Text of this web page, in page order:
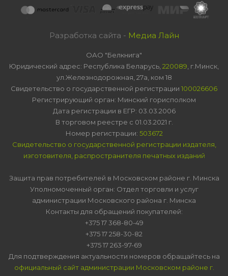
Разработка сайта - Медиа Лайн
ОАО "Белкнига"
Юридический адрес: Республика Беларусь, 220089 , г.Минск,
ул.Железнодорожная, 27а, ком 18
Свидетельство о государственной регистрации 100026606
Регистрирующий орган: Минский горисполком
Дата регистрации в ЕГР: 03.03.2006
В торговом реестре с 01.03.2021 г.
Номер регистрации: 503672
Свидетельство о государственной регистрации издателя,
изготовителя, распространителя печатных изданий
Защита прав потребителей в Московском районе г. Минска
Уполномоченный орган: Отдел торговли и услуг
администрации Московского района г. Минска
Контакты для обращений покупателей:
+375 17 368-80-49
+375 17 258-30-82
+375 17 263-97-69
Для подтверждения актуальности номеров обращайтесь на
официальный сайт администрации Московском районе г.